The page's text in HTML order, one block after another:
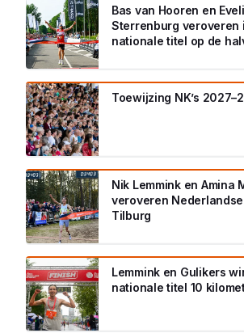
Bas van Hooren en
Sterrenburg veroveren
nationale titel op de
Toewijzing NK’s
Nik Lemmink en Amina
veroveren
Tilburg
Lemmink en Gulikers
nationale titel 10